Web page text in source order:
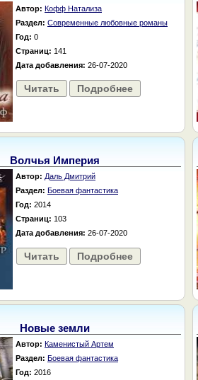
Автор: Кофф Натализа
Раздел: Современные любовные романы
Год: 0
Страниц: 141
Дата добавления: 26-07-2020
Читать Подробнее
Волчья Империя
Автор: Даль Дмитрий
Раздел: Боевая фантастика
Год: 2014
Страниц: 103
Дата добавления: 26-07-2020
Читать Подробнее
Новые земли
Автор: Каменистый Артем
Раздел: Боевая фантастика
Год: 2016